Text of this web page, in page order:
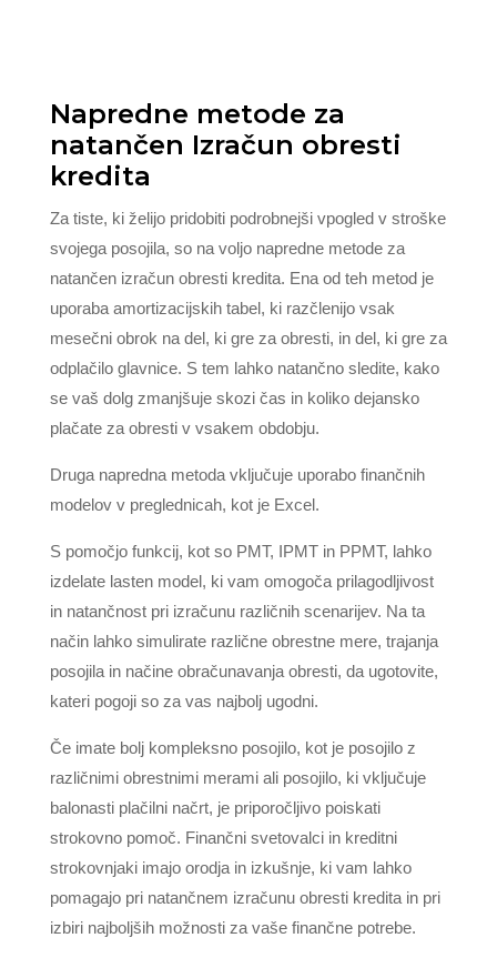
Napredne metode za
natančen Izračun obresti
kredita
Za tiste, ki želijo pridobiti podrobnejši vpogled v stroške
svojega posojila, so na voljo napredne metode za
natančen izračun obresti kredita. Ena od teh metod je
uporaba amortizacijskih tabel, ki razčlenijo vsak
mesečni obrok na del, ki gre za obresti, in del, ki gre za
odplačilo glavnice. S tem lahko natančno sledite, kako
se vaš dolg zmanjšuje skozi čas in koliko dejansko
plačate za obresti v vsakem obdobju.
Druga napredna metoda vključuje uporabo finančnih
modelov v preglednicah, kot je Excel.
S pomočjo funkcij, kot so PMT, IPMT in PPMT, lahko
izdelate lasten model, ki vam omogoča prilagodljivost
in natančnost pri izračunu različnih scenarijev. Na ta
način lahko simulirate različne obrestne mere, trajanja
posojila in načine obračunavanja obresti, da ugotovite,
kateri pogoji so za vas najbolj ugodni.
Če imate bolj kompleksno posojilo, kot je posojilo z
različnimi obrestnimi merami ali posojilo, ki vključuje
balonasti plačilni načrt, je priporočljivo poiskati
strokovno pomoč. Finančni svetovalci in kreditni
strokovnjaki imajo orodja in izkušnje, ki vam lahko
pomagajo pri natančnem izračunu obresti kredita in pri
izbiri najboljših možnosti za vaše finančne potrebe.